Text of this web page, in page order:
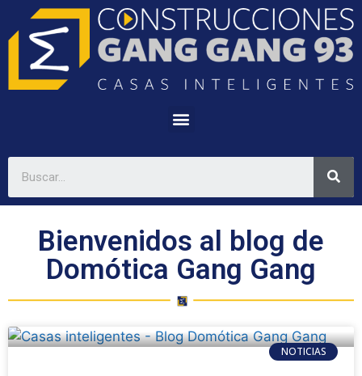
Bienvenidos al blog de
Domótica Gang Gang
NOTICIAS